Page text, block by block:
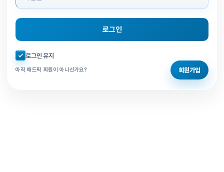
로그인
자동로그인 체크
로그인 유지
아직 애드픽 회원이 아니신가요? 회원가입